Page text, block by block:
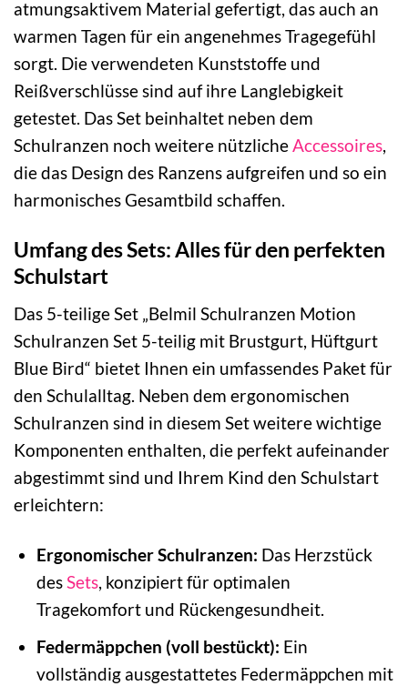
atmungsaktivem Material gefertigt, das auch an
warmen Tagen für ein angenehmes Tragegefühl
sorgt. Die verwendeten Kunststoffe und
Reißverschlüsse sind auf ihre Langlebigkeit
getestet. Das Set beinhaltet neben dem
Schulranzen noch weitere nützlicheAccessoires,
die das Design des Ranzens aufgreifen und so ein
harmonisches Gesamtbild schaffen.
Umfang des Sets: Alles für den perfekten
Schulstart
Das 5-teilige Set „Belmil Schulranzen Motion
Schulranzen Set 5-teilig mit Brustgurt, Hüftgurt
Blue Bird“ bietet Ihnen ein umfassendes Paket für
den Schulalltag. Neben dem ergonomischen
Schulranzen sind in diesem Set weitere wichtige
Komponenten enthalten, die perfekt aufeinander
abgestimmt sind und Ihrem Kind den Schulstart
erleichtern:
Ergonomischer Schulranzen: Das Herzstück
desSets, konzipiert für optimalen
Tragekomfort und Rückengesundheit.
Federmäppchen (voll bestückt): Ein
vollständig ausgestattetes Federmäppchen mit